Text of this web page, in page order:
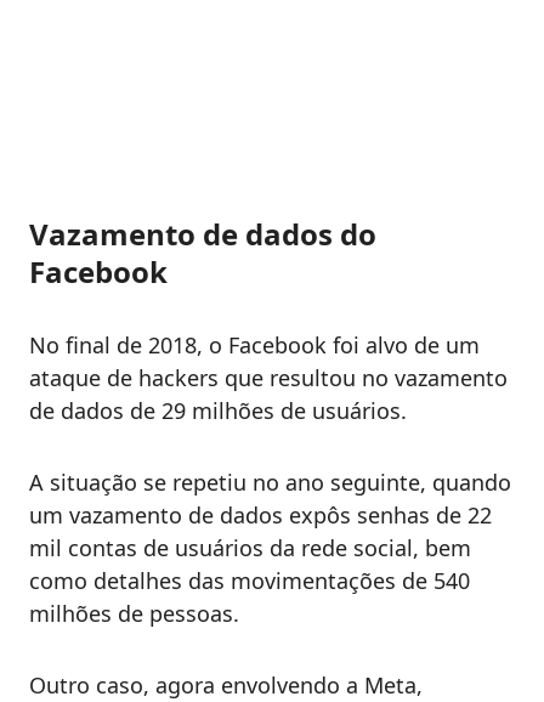
Vazamento de dados do
Facebook
No final de 2018, o Facebook foi alvo de um
ataque de hackers que resultou no vazamento
de dados de 29 milhões de usuários.
A situação se repetiu no ano seguinte, quando
um vazamento de dados expôs senhas de 22
mil contas de usuários da rede social, bem
como detalhes das movimentações de 540
milhões de pessoas.
Outro caso, agora envolvendo a Meta,